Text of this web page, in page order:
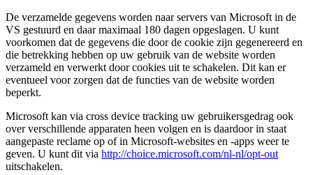
De verzamelde gegevens worden naar servers van Microsoft in de
VS gestuurd en daar maximaal 180 dagen opgeslagen. U kunt
voorkomen dat de gegevens die door de cookie zijn gegenereerd en
die betrekking hebben op uw gebruik van de website worden
verzameld en verwerkt door cookies uit te schakelen. Dit kan er
eventueel voor zorgen dat de functies van de website worden
beperkt.
Microsoft kan via cross device tracking uw gebruikersgedrag ook
over verschillende apparaten heen volgen en is daardoor in staat
aangepaste reclame op of in Microsoft-websites en -apps weer te
geven. U kunt dit via http://choice.microsoft.com/nl-nl/opt-out
uitschakelen.